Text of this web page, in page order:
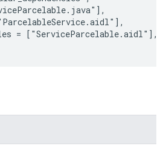
= ["ServiceParcelable.aidl"],